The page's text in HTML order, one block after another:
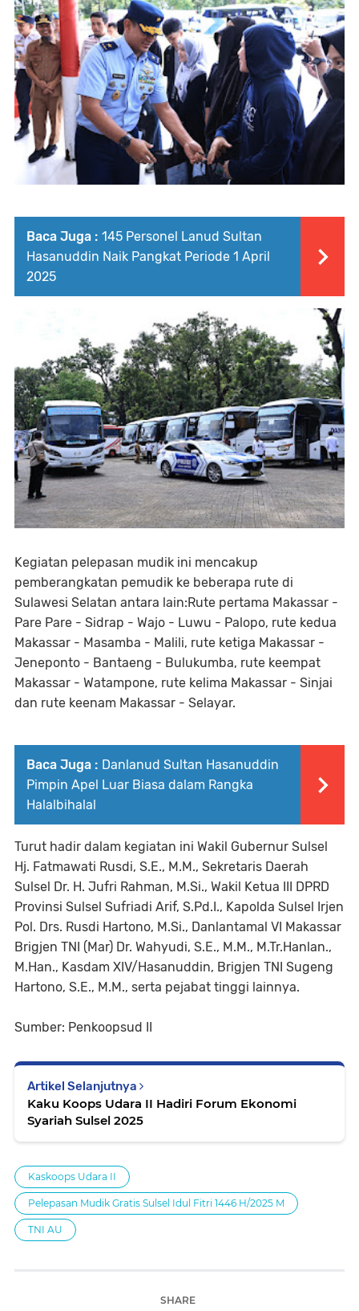
Baca Juga : 145 Personel Lanud Sultan
Hasanuddin Naik Pangkat Periode 1 April
2025
Kegiatan pelepasan mudik ini mencakup
pemberangkatan pemudik ke beberapa rute di
Sulawesi Selatan antara lain:Rute pertama Makassar -
Pare Pare - Sidrap - Wajo - Luwu - Palopo, rute kedua
Makassar - Masamba - Malili, rute ketiga Makassar -
Jeneponto - Bantaeng - Bulukumba, rute keempat
Makassar - Watampone, rute kelima Makassar - Sinjai
dan rute keenam Makassar - Selayar.
Baca Juga : Danlanud Sultan Hasanuddin
Pimpin Apel Luar Biasa dalam Rangka
Halalbihalal
Turut hadir dalam kegiatan ini Wakil Gubernur Sulsel
Hj. Fatmawati Rusdi, S.E., M.M., Sekretaris Daerah
Sulsel Dr. H. Jufri Rahman, M.Si., Wakil Ketua III DPRD
Provinsi Sulsel Sufriadi Arif, S.Pd.I., Kapolda Sulsel Irjen
Pol. Drs. Rusdi Hartono, M.Si., Danlantamal VI Makassar
Brigjen TNI (Mar) Dr. Wahyudi, S.E., M.M., M.Tr.Hanlan.,
M.Han., Kasdam XIV/Hasanuddin, Brigjen TNI Sugeng
Hartono, S.E., M.M., serta pejabat tinggi lainnya.
Sumber: Penkoopsud II
Artikel Selanjutnya
Kaku Koops Udara II Hadiri Forum Ekonomi
Syariah Sulsel 2025
Kaskoops Udara II
Pelepasan Mudik Gratis Sulsel Idul Fitri 1446 H/2025 M
TNI AU
SHARE